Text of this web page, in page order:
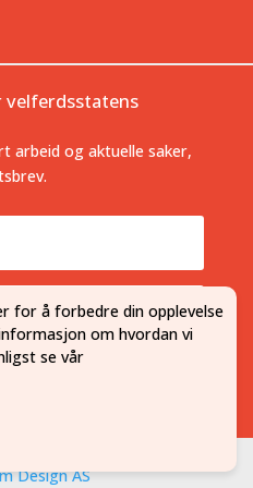
velferdsstatens
arbeid og aktuelle saker,
på
forbeholdes
Design AS
for å forbedre din opplevelse
om hvordan vi
se vår